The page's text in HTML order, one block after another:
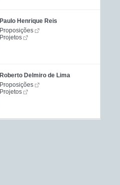
Paulo Henrique Reis
Proposições
Projetos
Roberto Delmiro de Lima
Proposições
Projetos